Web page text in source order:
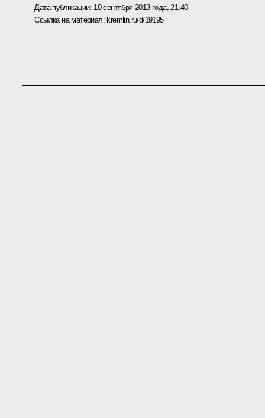
Дата публикации: 10 сентября 2013 года, 21:40
Ссылка на материал: kremlin.ru/d/19195